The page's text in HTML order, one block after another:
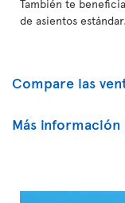
También te
de asientos
Compare las
Más